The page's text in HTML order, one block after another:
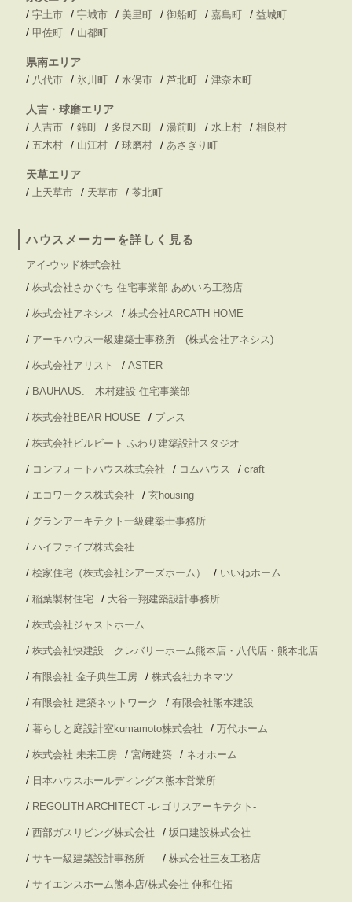
/ 宇土市 / 宇城市 / 美里町 / 御船町 / 嘉島町 / 益城町
/ 甲佐町 / 山都町
県南エリア
/ 八代市 / 氷川町 / 水俣市 / 芦北町 / 津奈木町
人吉・球磨エリア
/ 人吉市 / 錦町 / 多良木町 / 湯前町 / 水上村 / 相良村
/ 五木村 / 山江村 / 球磨村 / あさぎり町
天草エリア
/ 上天草市 / 天草市 / 苓北町
ハウスメーカーを詳しく見る
アイ-ウッド株式会社
/ 株式会社さかぐち 住宅事業部 あめいろ工務店
/ 株式会社アネシス / 株式会社ARCATH HOME
/ アーキハウス一級建築士事務所 (株式会社アネシス)
/ 株式会社アリスト / ASTER
/ BAUHAUS. 木村建設 住宅事業部
/ 株式会社BEAR HOUSE / ブレス
/ 株式会社ビルビート ふわり建築設計スタジオ
/ コンフォートハウス株式会社 / コムハウス / craft
/ エコワークス株式会社 / 玄housing
/ グランアーキテクト一級建築士事務所
/ ハイファイブ株式会社
/ 桧家住宅（株式会社シアーズホーム） / いいねホーム
/ 稲葉製材住宅 / 大谷一翔建築設計事務所
/ 株式会社ジャストホーム
/ 株式会社快建設 クレバリーホーム熊本店・八代店・熊本北店
/ 有限会社 金子典生工房 / 株式会社カネマツ
/ 有限会社 建築ネットワーク / 有限会社熊本建設
/ 暮らしと庭設計室kumamoto株式会社 / 万代ホーム
/ 株式会社 未来工房 / 宮﨑建築 / ネオホーム
/ 日本ハウスホールディングス熊本営業所
/ REGOLITH ARCHITECT -レゴリスアーキテクト-
/ 西部ガスリビング株式会社 / 坂口建設株式会社
/ サキ一級建築設計事務所 / 株式会社三友工務店
/ サイエンスホーム熊本店/株式会社 伸和住拓